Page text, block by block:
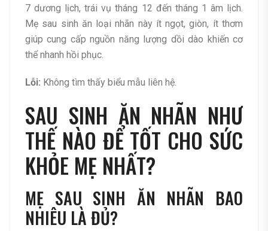
7 dương lịch, trái vụ tháng 12 đến tháng 1 âm lịch.
Mẹ sau sinh ăn loại nhãn này ít ngọt, giòn, ít thơm
giúp cung cấp nguồn năng lượng dồi dào khiến cơ
thể nhanh hồi phục.
Lỗi: Không tìm thấy biểu mẫu liên hệ.
SAU SINH ĂN NHÃN NHƯ
THẾ NÀO ĐỂ TỐT CHO SỨC
KHỎE MẸ NHẤT?
MẸ SAU SINH ĂN NHÃN BAO
NHIÊU LÀ ĐỦ?